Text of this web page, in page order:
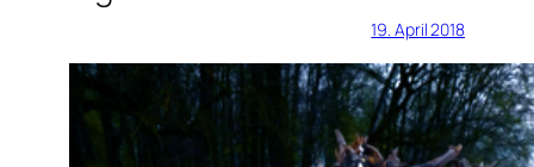
19. April 2018